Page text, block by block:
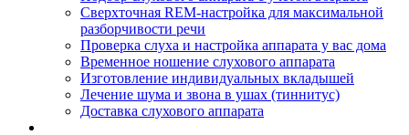
Сверхточная REM-настройка для максимальной
разборчивости речи
Проверка слуха и настройка аппарата у вас дома
Временное ношение слухового аппарата
Изготовление индивидуальных вкладышей
Лечение шума и звона в ушах (тиннитус)
Доставка слухового аппарата